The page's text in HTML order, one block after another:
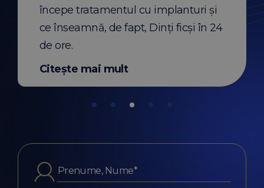
începe tratamentul cu implanturi și
ce înseamnă, de fapt, Dinți ficși în 24
de ore.
Citește mai mult